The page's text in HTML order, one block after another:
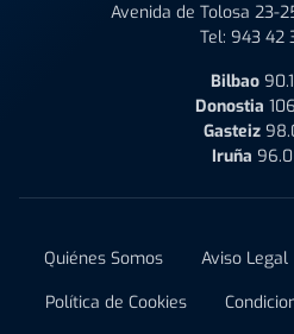
Avenida de Tolosa 23-
Tel: 943 42
Bilbao
Donostia
Gasteiz
Iruña
Quiénes Somos Aviso Legal
Política de Cookies